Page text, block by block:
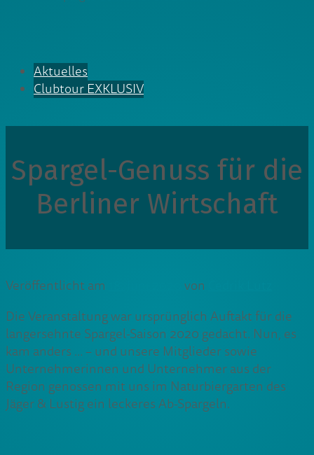
Aktuelles
Clubtour EXKLUSIV
Spargel-Genuss für die
Berliner Wirtschaft
Veröffentlicht am von
Die Veranstaltung war ursprünglich Auftakt für die
langersehnte Spargel-Saison 2020 gedacht. Nun, es
kam anders … – und unsere Mitglieder sowie
Unternehmerinnen und Unternehmer aus der
Region genossen mit uns im Naturbiergarten des
Jäger & Lustig ein leckeres Ab-Spargeln.